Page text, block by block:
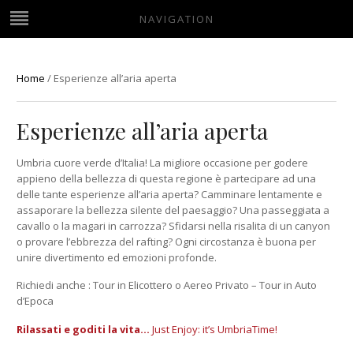
NAVIGATION
Home / Esperienze all’aria aperta
Esperienze all’aria aperta
Umbria cuore verde d’Italia! La migliore occasione per godere
appieno della bellezza di questa regione è partecipare ad una
delle tante esperienze all’aria aperta? Camminare lentamente e
assaporare la bellezza silente del paesaggio? Una passeggiata a
cavallo o la magari in carrozza? Sfidarsi nella risalita di un canyon
o provare l’ebbrezza del rafting? Ogni circostanza è buona per
unire divertimento ed emozioni profonde.
Richiedi anche : Tour in Elicottero o Aereo Privato – Tour in Auto
d’Epoca
Rilassati e goditi la vita… Just Enjoy: it’s UmbriaTime!